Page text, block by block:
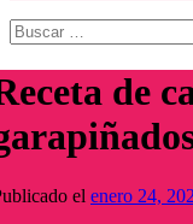
Buscar:
de
el enero 24,